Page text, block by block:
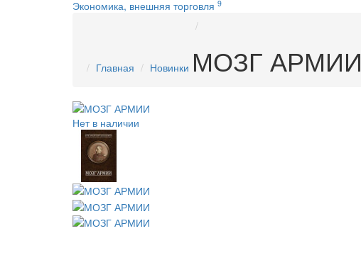
Экономика, внешняя торговля 9
Главная Новинки МОЗГ АРМИИ
Нет в наличии